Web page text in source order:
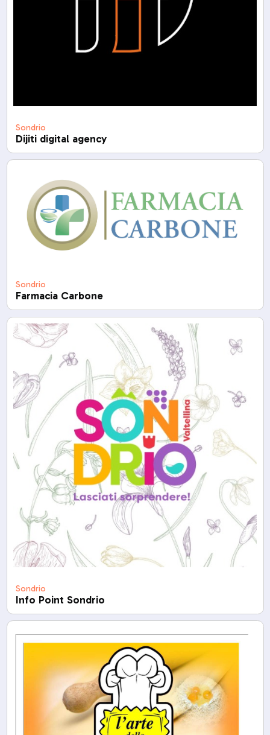
Sondrio
Dijiti digital agency
Sondrio
Farmacia Carbone
Sondrio
Info Point Sondrio